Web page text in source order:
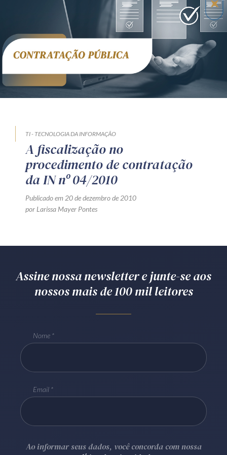
Receba por RSS
Av. Sete de Setembro, 4698
80240-000
Telefone (41) 2109-8666
TI - TECNOLOGIA DA INFORMAÇÃO
A fiscalização no
procedimento de contratação
da IN nº 04/2010
Publicado em 20 de dezembro de 2010
por Larissa Mayer Pontes
Assine nossa newsletter e junte-se aos
nossos mais de 100 mil leitores
Nome
Email
Ao informar seus dados, você concorda com nossa